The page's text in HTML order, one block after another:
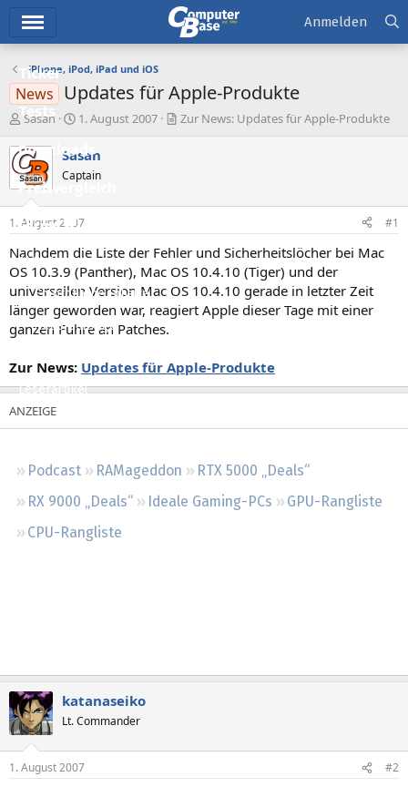
Ticker
Tests
Downloads
Preisvergleich
Forum
Aktuelles
Empfohlene Inhalte
Neue Beiträge
Leserartikel
Podcast RAMageddon
RTX 5000 „Deals“
RX 9000 „Deals“
Ideale Gaming-PCs
GPU-Rangliste
CPU-Rangliste
Anmelden
iPhone, iPod, iPad und iOS
News Updates für Apple-Produkte
E
s
t
e
l
e
r
Sasan
E
s
e
l
t
a
m
1. August 2007 Zur News: Updates für Apple-Produkte
Sasan
Captain
1. August 2007 #1
Nachdem die Liste der Fehler und Sicherheitslöcher bei Mac
OS 10.3.9 (Panther), Mac OS 10.4.10 (Tiger) und der
universellen Version Mac OS 10.4.10 gerade in letzter Zeit
länger geworden war, reagiert Apple dieser Tage mit einer
ganzen Fuhre an Patches.
Zur News: Updates für Apple-Produkte
katanaseiko
Lt. Commander
1. August 2007 #2